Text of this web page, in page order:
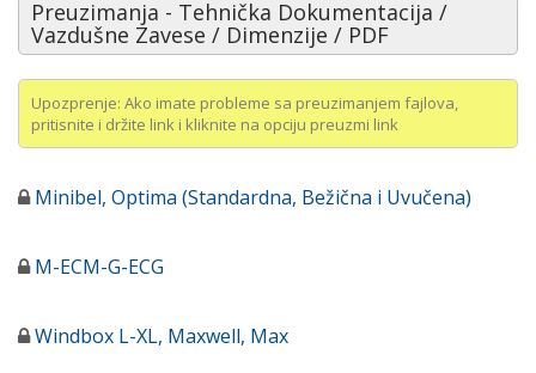
Preuzimanja - Tehnička Dokumentacija /
Vazdušne Zavese / Dimenzije / PDF
Upozprenje: Ako imate probleme sa preuzimanjem fajlova,
pritisnite i držite link i kliknite na opciju preuzmi link
Minibel, Optima (Standardna, Bežična i Uvučena)
M-ECM-G-ECG
Windbox L-XL, Maxwell, Max